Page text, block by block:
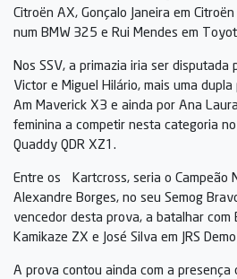
Citroën AX, Gonçalo Janeira em
num BMW 325 e Rui Mendes em
Nos SSV, a primazia iria ser disputada
Victor e Miguel Hilário, mais uma
Am Maverick X3 e ainda por Ana
feminina a competir nesta categoria
Quaddy QDR XZ1.
Entre os Kartcross, seria o Campeão
Alexandre Borges, no seu Semog
vencedor desta prova, a batalhar com
Kamikaze ZX e José Silva em JRS Demo
A prova contou ainda com a presença